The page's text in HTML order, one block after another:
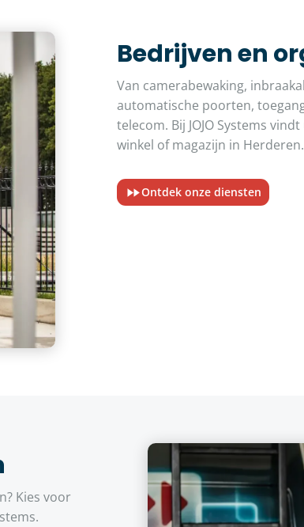
Bedrijven en
Van camerabewaking,
automatische poorten,
telecom. Bij JOJO Systems
winkel of magazijn in Herderen.
Ontdek onze diensten
Kies voor